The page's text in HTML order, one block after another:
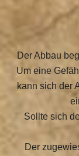
Der Abbau
Um eine
kann sich der
Sollte sich
Der